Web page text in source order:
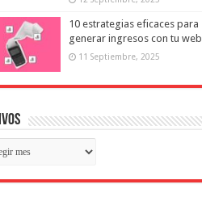
10 estrategias eficaces para
generar ingresos con tu web
11 Septiembre, 2025